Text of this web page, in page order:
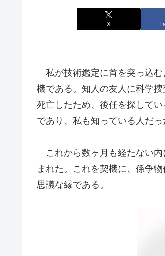
X
私が技術鑑定に首を突っ込む
機である。知人の友人に科学
死亡したため、後任を探して
であり、私も知っている人だ
これから数ヶ月も経たない内
まれた。これを契機に、係争
思議な縁である。